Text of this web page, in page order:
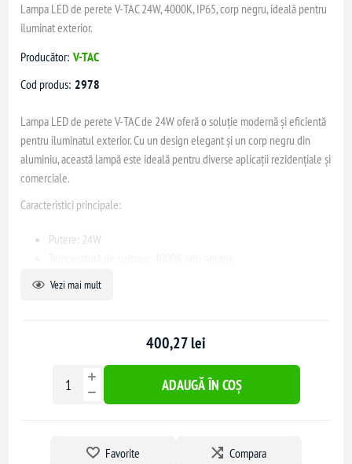
Lampa LED de perete V-TAC 24W, 4000K, IP65, corp negru, ideală pentru
iluminat exterior.
Producător: V-TAC
Cod produs: 2978
Lampa LED de perete V-TAC de 24W oferă o soluție modernă și eficientă
pentru iluminatul exterior. Cu un design elegant și un corp negru din
aluminiu, această lampă este ideală pentru diverse aplicații rezidențiale și
comerciale.
Caracteristici principale:
Putere: 24W
Flux luminos: 2720 lm
Durată de viață: 20.000 ore
Grad de protecție: IP65 (rezistentă la apă și praf)
Dimensiuni: 200 x 100 x 100 mm
Material: Aluminiu
Culoare corp: Negru
Aplicații recomandate:
Vezi mai mult
400,27 lei
ADAUGĂ ÎN COȘ
Favorite Compara